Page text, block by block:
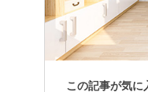
この記事が気に